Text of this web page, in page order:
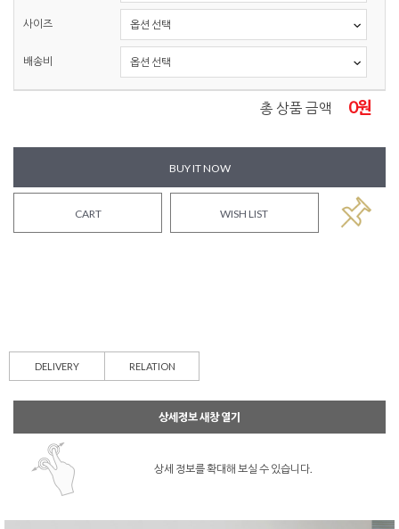
사이즈
배송비
총 상품 금액 0원
BUY IT NOW
CART WISH LIST
DELIVERY RELATION
상세정보 새창 열기
상세 정보를 확대해 보실 수 있습니다.